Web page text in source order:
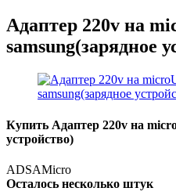
Адаптер 220v на
samsung(зарядное
Купить Адаптер 220v на
устройство)
ADSAMicro
Осталось несколько штук